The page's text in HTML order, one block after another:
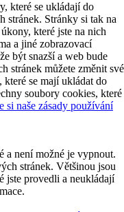
které se ukládají do
stránek. Stránky si tak na
které jste na nich
a jiné zobrazovací
být snazší a web bude
stránek můžete změnit své
se mají ukládat do
soubory cookies, které
si naše zásady používání
a není možné je vypnout.
stránek. Většinou jsou
jste provedli a neukládají